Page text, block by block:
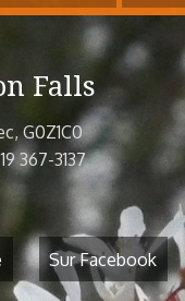
Falls
G0Z1C0
367-3137
Sur Facebook